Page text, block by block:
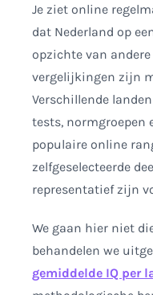
Je ziet online
dat Nederland op
opzichte van
vergelijkingen zijn
Verschillende
tests, normgroepen
populaire online
zelfgeselecteerde
representatief zijn
We gaan hier niet
behandelen we
gemiddelde IQ per